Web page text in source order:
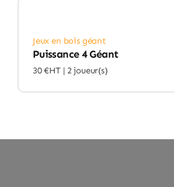
Jeux en bois géant
Puissance 4 Géant
30 €HT | 2 joueur(s)